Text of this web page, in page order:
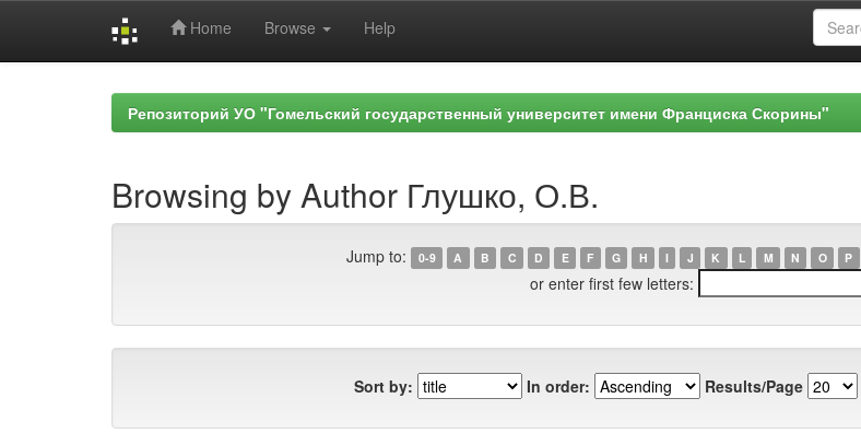
Home Browse Help
Репозиторий УО "Гомельский государственный университет имени Франциска Скорины"
Browsing by Author Глушко, О.В.
Jump to: 0-9 A B C D E F G H I J K L M N O P
or enter first few letters:
Sort by: In order: Results/Page